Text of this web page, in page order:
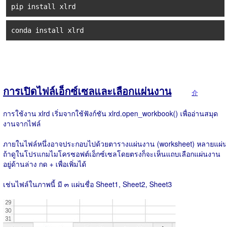
pip install xlrd
conda install xlrd
การเปิดไฟล์เอ็กซ์เซลและเลือกแผ่นงาน 介
การใช้งาน xlrd เริ่มจากใช้ฟังก์ชัน xlrd.open_workbook() เพื่ออ่านสมุด
งานจากไฟล์
ภายในไฟล์หนึ่งอาจประกอบไปด้วยตารางแผ่นงาน (worksheet) หลายแผ่
ถ้าดูในโปรแกมไมโครซอฟต์เอ็กซ์เซลโดยตรงก็จะเห็นแถบเลือกแผ่นงาน
อยู่ด้านล่าง กด + เพื่อเพิ่มได้
เช่นไฟล์ในภาพนี้ มี ๓ แผ่นชื่อ Sheet1, Sheet2, Sheet3